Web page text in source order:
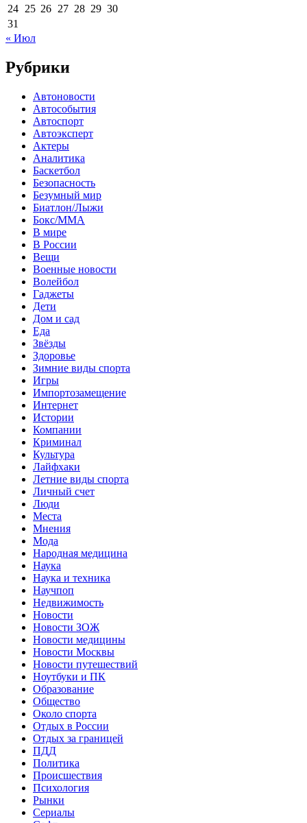
24 25 26 27 28 29 30
31
« Июл
Рубрики
Автоновости
Автособытия
Автоспорт
Автоэксперт
Актеры
Аналитика
Баскетбол
Безопасность
Безумный мир
Биатлон/Лыжи
Бокс/MMA
В мире
В России
Вещи
Военные новости
Волейбол
Гаджеты
Дети
Дом и сад
Еда
Звёзды
Здоровье
Зимние виды спорта
Игры
Импортозамещение
Интернет
Истории
Компании
Криминал
Культура
Лайфхаки
Летние виды спорта
Личный счет
Люди
Места
Мнения
Мода
Народная медицина
Наука
Наука и техника
Научпоп
Недвижимость
Новости
Новости ЗОЖ
Новости медицины
Новости Москвы
Новости путешествий
Ноутбуки и ПК
Образование
Общество
Около спорта
Отдых в России
Отдых за границей
ПДД
Политика
Происшествия
Психология
Рынки
Сериалы